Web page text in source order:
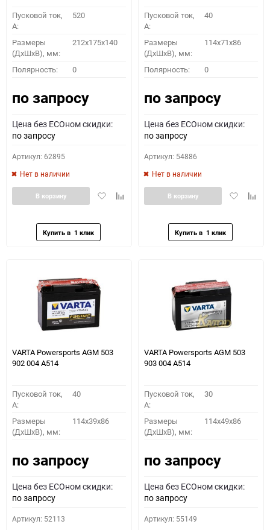
Пусковой ток,
A:
520
Размеры
(ДхШхВ), мм:
212x175x140
Полярность: 0
по запросу
Цена без ECOном скидки:
по запросу
Артикул: 62895
Нет в наличии
ДобавитьДобавить
В корзину
Пусковой ток,
A:
40
Размеры
(ДхШхВ), мм:
114x71x86
Полярность: 0
по запросу
Цена без ECOном скидки:
по запросу
Артикул: 54886
Нет в наличии
Добавить
В корзину
VARTA Powersports AGM 503
902 004 A514
Пусковой ток,
A:
40
Размеры
(ДхШхВ), мм:
114x39x86
по запросу
Цена без ECOном скидки:
по запросу
Артикул: 52113
VARTA Powersports AGM 503
903 004 A514
Пусковой ток,
A:
30
Размеры
(ДхШхВ), мм:
114x49x86
по запросу
Цена без ECOном скидки:
по запросу
Артикул: 55149